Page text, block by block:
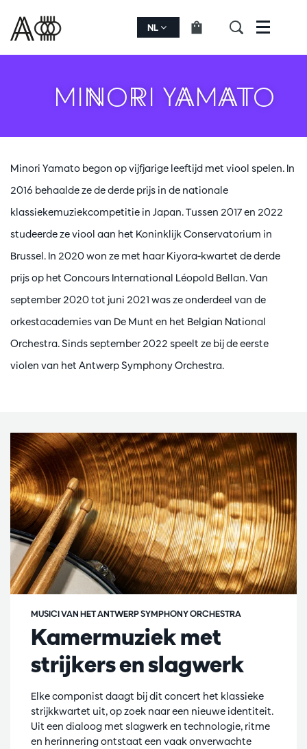
NL Menu
MINORI YAMATO
Minori Yamato begon op vijfjarige leeftijd met viool spelen. In
2016 behaalde ze de derde prijs in de nationale
klassiekemuziekcompetitie in Japan. Tussen 2017 en 2022
studeerde ze viool aan het Koninklijk Conservatorium in
Brussel. In 2020 won ze met haar Kiyora-kwartet de derde
prijs op het Concours International Léopold Bellan. Van
september 2020 tot juni 2021 was ze onderdeel van de
orkestacademies van De Munt en het Belgian National
Orchestra. Sinds september 2022 speelt ze bij de eerste
violen van het Antwerp Symphony Orchestra.
Kamermuziek met
strijkers en slagwerk
MUSICI VAN HET ANTWERP SYMPHONY ORCHESTRA
Elke componist daagt bij dit concert het klassieke
strijkkwartet uit, op zoek naar een nieuwe identiteit.
Uit een dialoog met slagwerk en technologie, ritme
en herinnering ontstaat een vaak onverwachte